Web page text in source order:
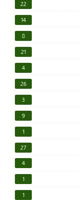
22
14
8
21
4
26
3
9
1
27
4
1
1